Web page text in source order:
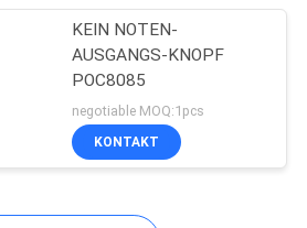
KEIN NOTEN-
AUSGANGS-KNOPF
POC8085
negotiable MOQ:1pcs
KONTAKT